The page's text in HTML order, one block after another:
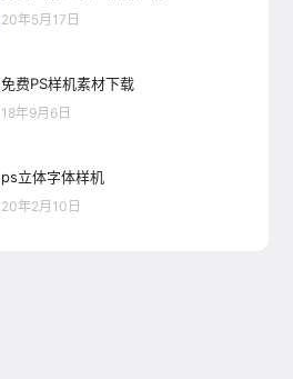
20年5月17日
免费PS样机素材下载
18年9月6日
ps立体字体样机
20年2月10日